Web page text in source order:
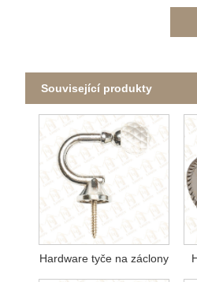
Související produkty
Hardware tyče na záclony